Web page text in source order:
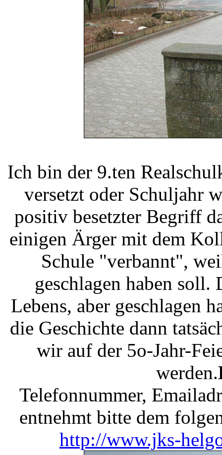
Ich bin der 9.ten
versetzt oder Schuljahr
positiv besetzter Begriff
einigen Ärger mit dem
Schule "verbannt",
geschlagen haben soll.
Lebens, aber geschlagen
die Geschichte dann
wir auf der 5o-Jahr-
werden.
Telefonnummer,
entnehmt bitte dem
http://www.jks-